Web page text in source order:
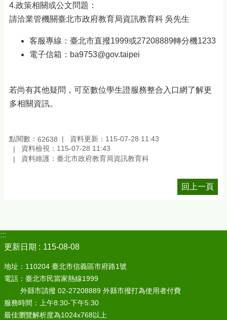
4.政策相關或公文問題：
請洽業管機關臺北市政府教育局資訊教育科 吳先生
客服專線：臺北市直撥1999或27208889轉分機1233
電子信箱：ba9753@gov.taipei
若尚有其他疑問，可至數位學生證服務整合入口網了解更
多相關資訊。
點閱數： 62638
資料更新：115-07-28 11:43
資料檢視：115-07-28 11:43
資料維護：臺北市政府教育局資訊教育科
回上一頁
:::
更新日期
115-08-08
地址：110204 臺北市信義區市府路1號
電話：臺北市民當家熱線1999
外縣市請撥 02-27208889 外縣市撥打為使用者付費
服務時間：上午8:30-下午5:30
最佳瀏覽解析度為1024x768以上